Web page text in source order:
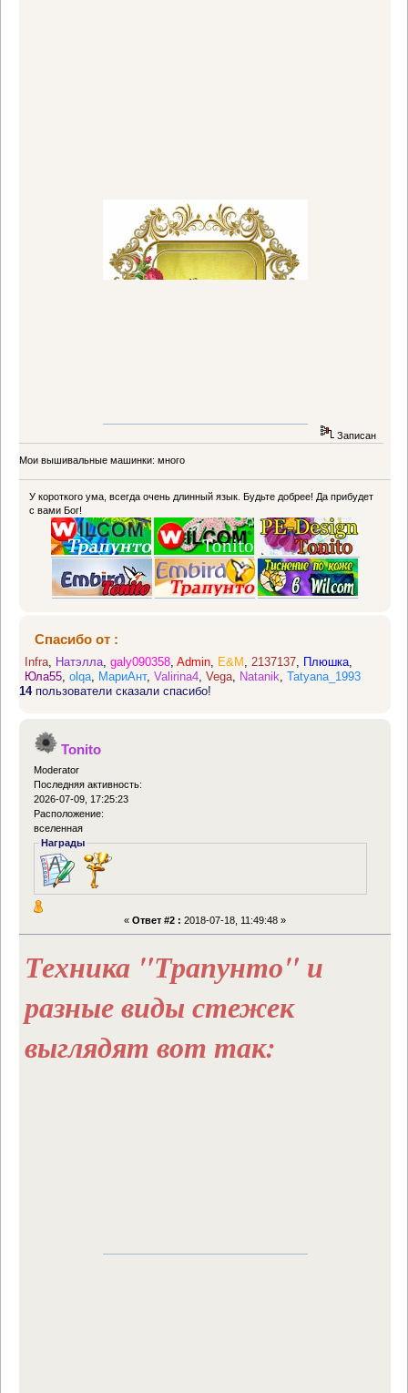
Записан
Мои вышивальные машинки: много
У короткого ума, всегда очень длинный язык. Будьте добрее! Да прибудет
с вами Бог!
Спасибо от :
Infra Натэлла ,galy090358 ,Admin E&M 2137137 Плюшка
Юла55 ,olqa МариАнт,Valirina4 ,Vega Natanik ,Tatyana_1993
14пользователи сказали спасибо!
Tonito
Moderator
Последняя активность:
2026-07-09, 17:25:23
Расположение:
вселенная
Награды
« Ответ #2 : 2018-07-18, 11:49:48 »
Техника "Трапунто" и
разные виды стежек
выглядят вот так: